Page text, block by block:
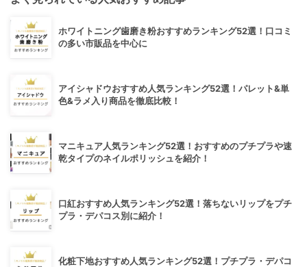
ホワイトニング歯磨き粉おすすめランキング52選！口コミ
の多い市販品を中心に
アイシャドウおすすめ人気ランキング52選！パレット&単
色&ラメ入り商品を徹底比較！
マニキュア人気ランキング52選！おすすめのプチプラや速
乾タイプのネイルポリッシュを紹介！
口紅おすすめ人気ランキング52選！落ちないリップをプチ
プラ・デパコス別に紹介！
化粧下地おすすめ人気ランキング52選！プチプラ・デパコ